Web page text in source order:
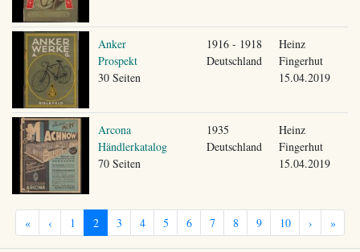
Anker
Prospekt
30 Seiten
1916 - 1918
Deutschland
Heinz
Fingerhut
15.04.2019
Arcona
Händlerkatalog
70 Seiten
1935
Deutschland
Heinz
Fingerhut
15.04.2019
« ‹ 1 2 3 4 5 6 7 8 9 10 › »